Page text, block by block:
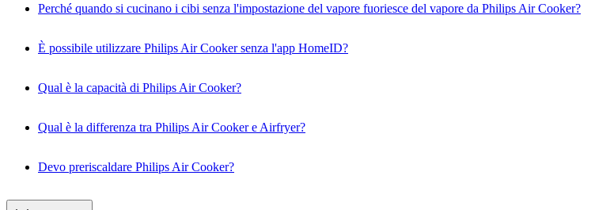
Perché quando si cucinano i cibi senza l'impostazione del vapore fuoriesce del vapore da Philips Air Cooker?
È possibile utilizzare Philips Air Cooker senza l'app HomeID?
Qual è la capacità di Philips Air Cooker?
Qual è la differenza tra Philips Air Cooker e Airfryer?
Devo preriscaldare Philips Air Cooker?